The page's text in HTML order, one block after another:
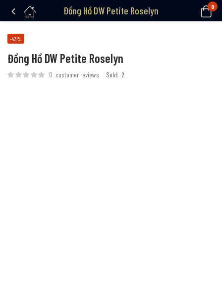
Đồng Hồ DW Petite Roselyn 0
Đồng Hồ DW Petite Roselyn
-43%
0 customer reviews Sold: 2